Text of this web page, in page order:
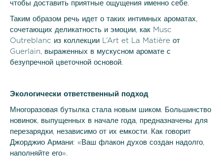
чтобы доставить приятные ощущения именно себе.
Таким образом речь идет о таких интимных ароматах,
сочетающих деликатность и эмоции, как Musc
Outreblanc из коллекции L’Art et La Matière от
Guerlain, выраженных в мускусном аромате с
безупречной цветочной основой.
Экологически ответственный подход
Многоразовая бутылка стала новым шиком. Большинство
новинок, выпущенных в начале года, предназначены для
перезарядки, независимо от их емкости. Как говорит
Джорджио Армани: «Ваш флакон духов создан надолго,
наполняйте его».